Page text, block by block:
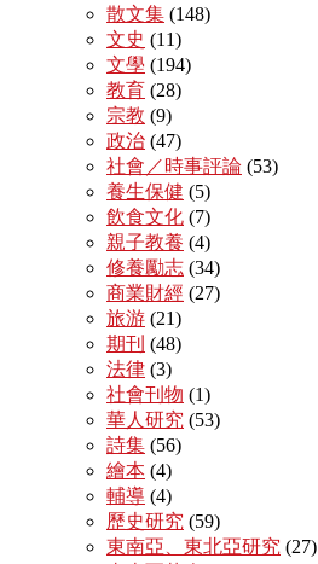
散文集 (148)
文史 (11)
文學 (194)
教育 (28)
宗教 (9)
政治 (47)
社會／時事評論 (53)
養生保健 (5)
飲食文化 (7)
親子教養 (4)
修養勵志 (34)
商業財經 (27)
旅游 (21)
期刊 (48)
法律 (3)
社會刊物 (1)
華人研究 (53)
詩集 (56)
繪本 (4)
輔導 (4)
歷史研究 (59)
東南亞、東北亞研究 (27)